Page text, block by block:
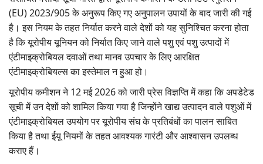
Language
English Hindi
(EU) 2023/905 के अनुरूप किए गए अनुपालन उपायों के बाद जारी की गई
है। इस नियम के तहत निर्यात करने वाले देशों को यह सुनिश्चित करना होता
है कि यूरोपीय यूनियन को निर्यात किए जाने वाले पशु एवं पशु उत्पादों में
एंटीमाइक्रोबियल दवाओं तथा मानव उपचार के लिए आरक्षित
एंटीमाइक्रोबियल्स का इस्तेमाल न हुआ हो।
यूरोपीय कमीशन ने 12 मई 2026 को जारी प्रेस विज्ञप्ति में कहा कि अपडेटेड
सूची में उन देशों को शामिल किया गया है जिन्होंने खाद्य उत्पादन वाले पशुओं में
एंटीमाइक्रोबियल उपयोग पर यूरोपीय संघ के प्रतिबंधों का पालन साबित
किया है तथा ईयू नियमों के तहत आवश्यक गारंटी और आश्वासन उपलब्ध
कराए हैं।